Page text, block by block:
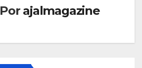
Por ajalmagazine